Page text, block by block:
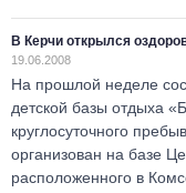
В Керчи открылся
19.06.2008
На прошлой неделе
детской базы отдыха
круглосуточного
организован на базе
расположенного в